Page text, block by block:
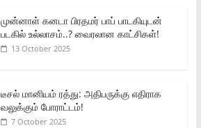
முன்னாள் கனடா பிரதமர் பாப் பாடகியுடன்
படகில் உல்லாசம்..? வைரலான காட்சிகள்!
13 October 2025
டீசல் மானியம் ரத்து: அதிபருக்கு எதிராக
வலுக்கும் போராட்டம்!
7 October 2025